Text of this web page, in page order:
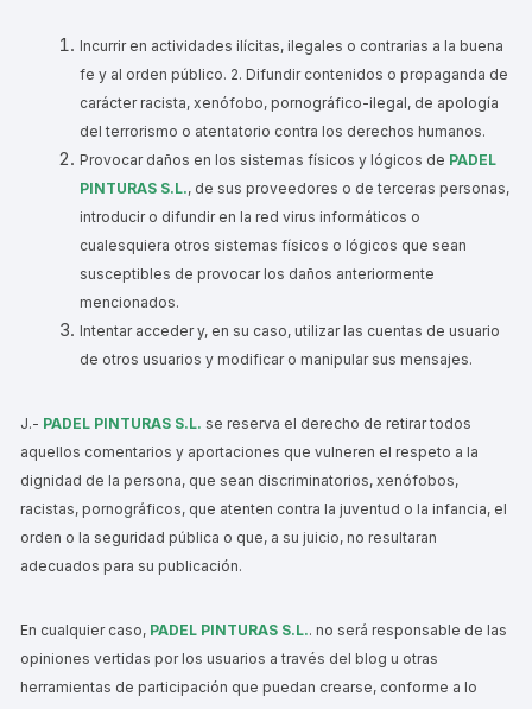
Incurrir en actividades ilícitas, ilegales o contrarias a la buena
fe y al orden público. 2. Difundir contenidos o propaganda de
carácter racista, xenófobo, pornográfico-ilegal, de apología
del terrorismo o atentatorio contra los derechos humanos.
Provocar daños en los sistemas físicos y lógicos de PADEL
PINTURAS S.L., de sus proveedores o de terceras personas,
introducir o difundir en la red virus informáticos o
cualesquiera otros sistemas físicos o lógicos que sean
susceptibles de provocar los daños anteriormente
mencionados.
Intentar acceder y, en su caso, utilizar las cuentas de usuario
de otros usuarios y modificar o manipular sus mensajes.
J.- PADEL PINTURAS S.L. se reserva el derecho de retirar todos
aquellos comentarios y aportaciones que vulneren el respeto a la
dignidad de la persona, que sean discriminatorios, xenófobos,
racistas, pornográficos, que atenten contra la juventud o la infancia, el
orden o la seguridad pública o que, a su juicio, no resultaran
adecuados para su publicación.
En cualquier caso, PADEL PINTURAS S.L.. no será responsable de las
opiniones vertidas por los usuarios a través del blog u otras
herramientas de participación que puedan crearse, conforme a lo